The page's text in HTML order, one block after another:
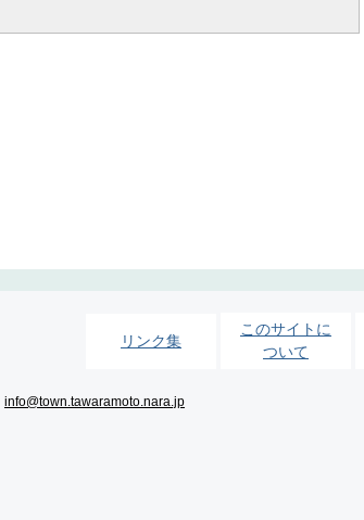
リンク集
このサイトに
ついて
info@town.tawaramoto.nara.jp